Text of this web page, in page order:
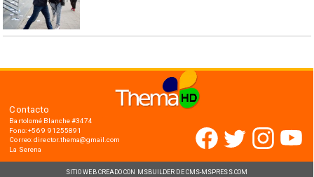
SITIO WEB CREADO CON MSBUILDER DE CMS-MSPRESS.COM
Contacto
Bartolomé Blanche #3474
Fono: +56 9 91255891
Correo: director.thema@gmail.com
La Serena